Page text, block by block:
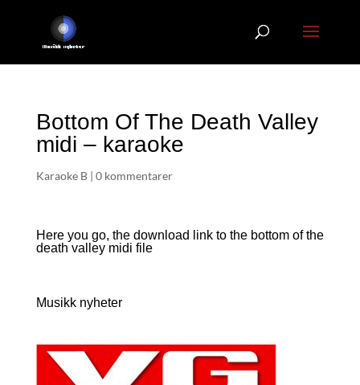
Bottom Of The Death Valley
midi – karaoke
Karaoke B| 0 kommentarer
Here you go, the download link to the bottom of the
death valley midi file
Musikk nyheter